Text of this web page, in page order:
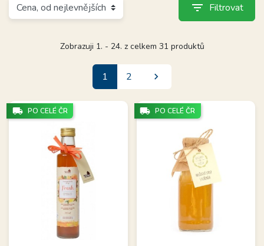
filter_list Filtrovat
Zobrazuji 1. - 24. z celkem 31 produktů
1 2 Další

local_shipping PO CELÉ ČR local_shipping PO CELÉ ČR